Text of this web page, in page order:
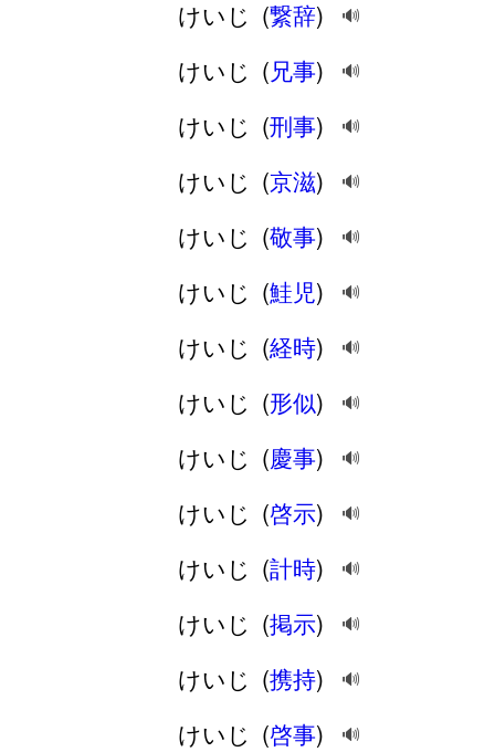
けいじ (繋辞) 🔊
けいじ (兄事) 🔊
けいじ (刑事) 🔊
けいじ (京滋) 🔊
けいじ (敬事) 🔊
けいじ (鮭児) 🔊
けいじ (経時) 🔊
けいじ (形似) 🔊
けいじ (慶事) 🔊
けいじ (啓示) 🔊
けいじ (計時) 🔊
けいじ (掲示) 🔊
けいじ (携持) 🔊
けいじ (啓事) 🔊